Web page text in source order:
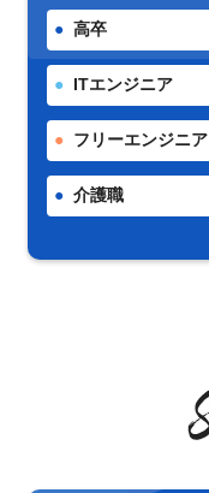
高卒
ITエンジニア
フリーエンジニア
介護職